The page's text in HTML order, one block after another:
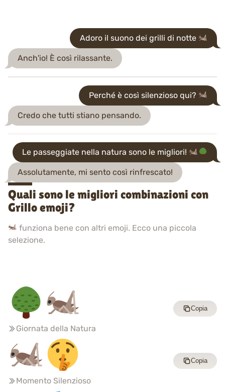
Adoro il suono dei grilli di notte
Anch'io! È così rilassante.
Perché è così silenzioso qui?
Credo che tutti stiano pensando.
Le passeggiate nella natura sono le migliori!
Assolutamente, mi sento così rinfrescato!
Quali sono le migliori combinazioni con
Grillo emoji?
funziona bene con altri emoji. Ecco una piccola
selezione.
Giornata della Natura
Copia
Momento Silenzioso
Copia